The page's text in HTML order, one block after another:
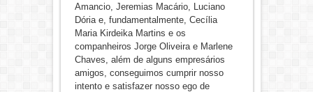
Amancio, Jeremias Macário, Luciano
Dória e, fundamentalmente, Cecília
Maria Kirdeika Martins e os
companheiros Jorge Oliveira e Marlene
Chaves, além de alguns empresários
amigos, conseguimos cumprir nosso
intento e satisfazer nosso ego de